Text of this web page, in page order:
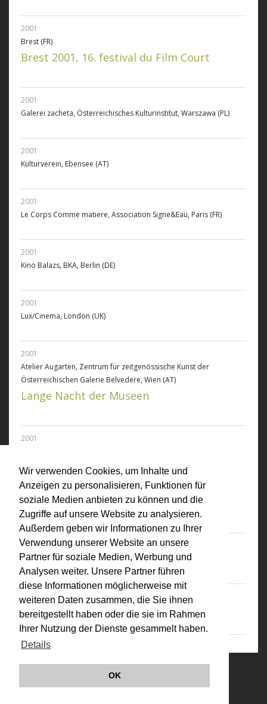
Wir verwenden Cookies, um Inhalte und
Anzeigen zu personalisieren, Funktionen für
soziale Medien anbieten zu können und die
Zugriffe auf unsere Website zu analysieren.
Außerdem geben wir Informationen zu Ihrer
Verwendung unserer Website an unsere
Partner für soziale Medien, Werbung und
Analysen weiter. Unsere Partner führen
diese Informationen möglicherweise mit
weiteren Daten zusammen, die Sie ihnen
bereitgestellt haben oder die sie im Rahmen
Ihrer Nutzung der Dienste gesammelt haben.
Details
OK
2001
Brest (FR)
Brest 2001, 16. festival du Film Court
2001
Galerei zacheta, Österreichisches Kulturinstitut, Warszawa (PL)
2001
Kulturverein, Ebensee (AT)
2001
Le Corps Comme matiere, Association Signe&Eau, Paris (FR)
2001
Kino Balazs, BKA, Berlin (DE)
2001
Lux/Cinema, London (UK)
2001
Atelier Augarten, Zentrum für zeitgenössische Kunst der
Österreichischen Galerie Belvedere, Wien (AT)
Lange Nacht der Museen
2001
Vorbilder Nachbilder. Positionenen
österreichischer Künstlerinnen zu den
neuen Medien (Buchpräsentation)
2001
Worm, Rotterdam (NL)
2001
Oldenburg Kulturamt, Oldenburg (DE)